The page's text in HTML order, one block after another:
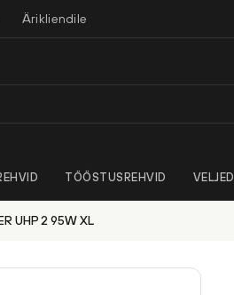
Ärikliendile
TÖÖSTUSREHVID VELJED
UHP 2 95W XL